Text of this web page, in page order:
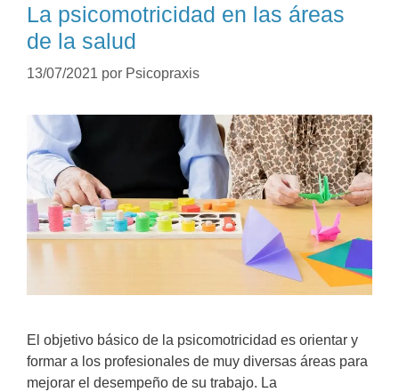
La psicomotricidad en las áreas
de la salud
13/07/2021 por Psicopraxis
El objetivo básico de la psicomotricidad es orientar y
formar a los profesionales de muy diversas áreas para
mejorar el desempeño de su trabajo. La